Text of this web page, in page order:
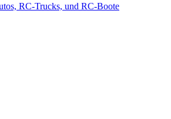
RC-Trucks, und RC-Boote